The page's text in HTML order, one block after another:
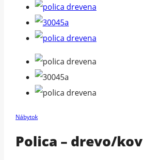
Nábytok
Polica – drevo/kov